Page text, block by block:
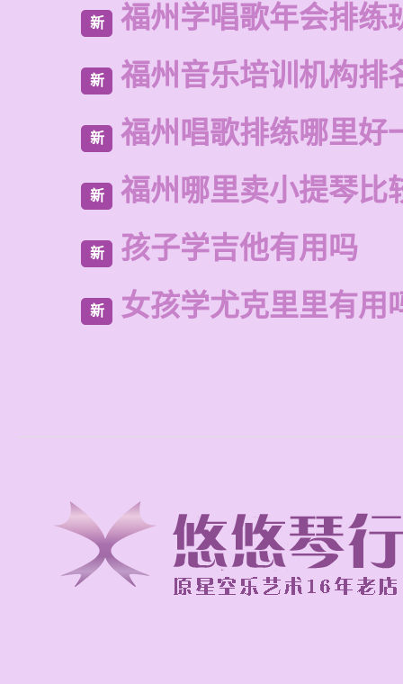
新 福州学唱歌年会排练
新 福州音乐培训机构排
新 福州唱歌排练哪里好
新 福州哪里卖小提琴比
新 孩子学吉他有用吗
新 女孩学尤克里里有用